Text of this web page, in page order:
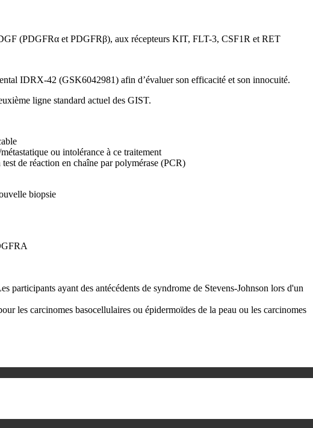
(PDGFRα et PDGFRβ), aux récepteurs KIT, FLT-3, CSF1R et RET
IDRX-42 (GSK6042981) afin d’évaluer son efficacité et son innocuité.
ligne standard actuel des GIST.
ou intolérance à ce traitement
de réaction en chaîne par polymérase (PCR)
biopsie
ayant des antécédents de syndrome de Stevens-Johnson lors d'un
les carcinomes basocellulaires ou épidermoïdes de la peau ou les carcinomes